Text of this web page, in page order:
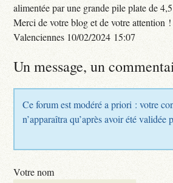
alimentée par une grande pile plate de
Merci de votre blog et de votre attention !
Valenciennes 10/02/2024 15:07
Un message, un
Ce forum est modéré a priori : votre
n’apparaîtra qu’après avoir été validée
Votre nom